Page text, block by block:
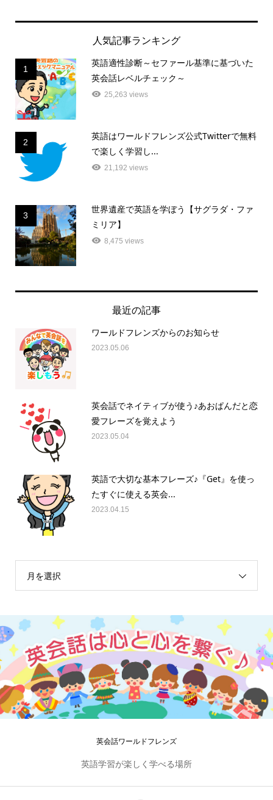
人気記事ランキング
1
英語適性診断～セファール基準に基づいた
英会話レベルチェック～
25,263 views
2
英語はワールドフレンズ公式Twitterで無料
で楽しく学習し...
21,192 views
3
世界遺産で英語を学ぼう【サグラダ・ファ
ミリア】
8,475 views
最近の記事
ワールドフレンズからのお知らせ
2023.05.06
英会話でネイティブが使う♪あおぱんだと恋
愛フレーズを覚えよう
2023.05.04
英語で大切な基本フレーズ♪『Get』を使っ
たすぐに使える英会...
2023.04.15
月を選択
英会話ワールドフレンズ
英語学習が楽しく学べる場所